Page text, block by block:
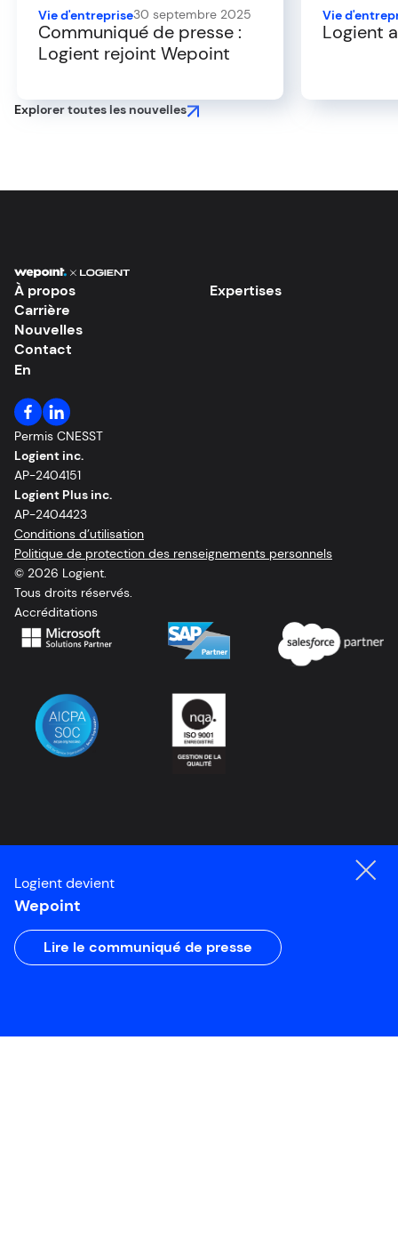
Logient devient
Wepoint
Lire le communiqué de presse
Vie d'entreprise30 septembre 2025
Communiqué de presse :
Logient rejoint Wepoint
Vie
Logient
Explorer toutes les nouvelles
À propos
Carrière
Nouvelles
Expertises
Contact
En
Permis CNESST
Logient inc.
AP-2404151
Logient Plus inc.
AP-2404423
Conditions d’utilisation
Politique de protection des renseignements personnels
© 2026 Logient.
Tous droits réservés.
Accréditations